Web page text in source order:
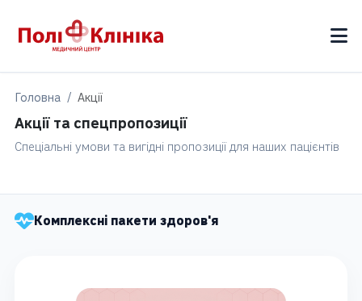
Головна Акції
Акції та спецпропозиції
Спеціальні умови та вигідні пропозиції для наших пацієнтів
Комплексні пакети здоров'я